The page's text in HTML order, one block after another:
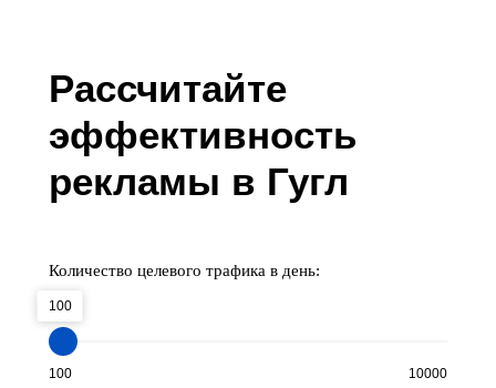
Рассчитайте
эффективность
рекламы в Гугл
Количество целевого трафика в день:
100
100 10000